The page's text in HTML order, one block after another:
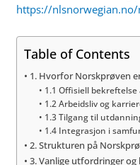
https://
Table of Contents
1. Hvorfor Norskprøven
1.1 Offisiell
1.2 Arbeidsliv og
1.3 Tilgang til
1.4 Integrasjon i
2. Strukturen på
3. Vanlige utfordringer